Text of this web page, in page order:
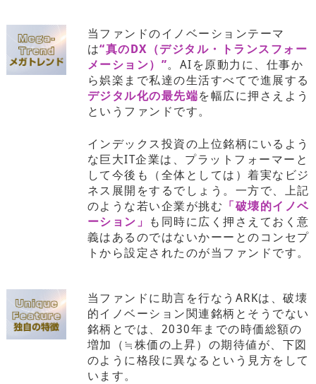
当ファンドのイノベーションテーマ
は“真のDX（デジタル・トランスフォー
メーション）”。AIを原動力に、仕事か
ら娯楽まで私達の生活すべてで進展する
デジタル化の最先端を幅広に押さえよう
というファンドです。
インデックス投資の上位銘柄にいるよう
な巨大IT企業は、プラットフォーマーと
して今後も（全体としては）着実なビジ
ネス展開をするでしょう。一方で、上記
のような若い企業が挑む 「破壊的イノベ
ーション」 も同時に広く押さえておく意
義はあるのではないかーーとのコンセプ
トから設定されたのが当ファンドです。
当ファンドに助言を行なうARKは、破壊
的イノベーション関連銘柄とそうでない
銘柄とでは、2030年までの時価総額の
増加（≒株価の上昇）の期待値が、下図
のように格段に異なるという見方をして
います。